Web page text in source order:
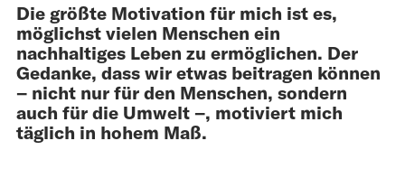
Die größte Motivation für mich ist es,
möglichst vielen Menschen ein
nachhaltiges Leben zu ermöglichen. Der
Gedanke, dass wir etwas bei­tragen können
– nicht nur für den Menschen, sondern
auch für die Umwelt –, motiviert mich
täglich in hohem Maß.